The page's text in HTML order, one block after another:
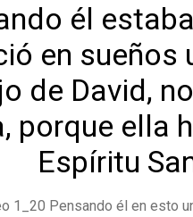
él
en sueños
de David,
porque ella
Espíritu